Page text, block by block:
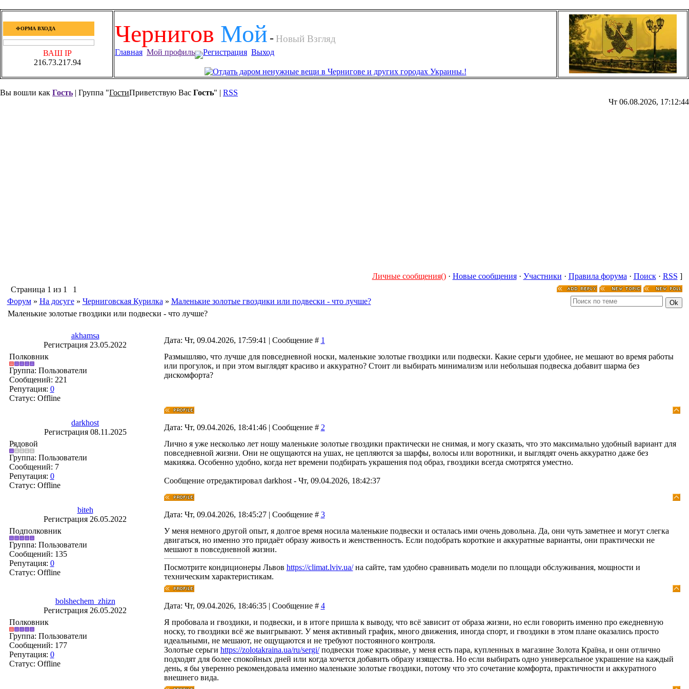
ФОРМА ВХОДА
ВАШ IP
216.73.217.94
Чернигов Мой- Новый Взгляд
Главная Мой профиль Регистрация Выход
Вы вошли как Гость | Группа "ГостиПриветствую Вас Гость" | RSS
Чт 06.08.2026, 17:12:44
Личные сообщения()· Новые сообщения· Участники · Правила форума · Поиск· RSS ]
Страница 1 из 1
1
Форум » На досуге » Черниговская Курилка » Маленькие золотые гвоздики или подвески - что лучше?
Маленькие золотые гвоздики или подвески - что лучше?
akhamsa
Регистрация 23.05.2022
Дата: Чт, 09.04.2026, 17:59:41 | Сообщение # 1
Полковник
Группа: Пользователи
Сообщений: 221
Репутация: 0
Статус: Offline
Размышляю, что лучше для повседневной носки, маленькие золотые гвоздики или подвески. Какие серьги удобнее, не мешают во время работы
или прогулок, и при этом выглядят красиво и аккуратно? Стоит ли выбирать минимализм или небольшая подвеска добавит шарма без
дискомфорта?
darkhost
Регистрация 08.11.2025
Дата: Чт, 09.04.2026, 18:41:46 | Сообщение # 2
Рядовой
Группа: Пользователи
Сообщений: 7
Репутация: 0
Статус: Offline
Лично я уже несколько лет ношу маленькие золотые гвоздики практически не снимая, и могу сказать, что это максимально удобный вариант для
повседневной жизни. Они не ощущаются на ушах, не цепляются за шарфы, волосы или воротники, и выглядят очень аккуратно даже без
макияжа. Особенно удобно, когда нет времени подбирать украшения под образ, гвоздики всегда смотрятся уместно.
Сообщение отредактировал darkhost- Чт, 09.04.2026, 18:42:37
biteh
Регистрация 26.05.2022
Дата: Чт, 09.04.2026, 18:45:27 | Сообщение # 3
Подполковник
Группа: Пользователи
Сообщений: 135
Репутация: 0
Статус: Offline
У меня немного другой опыт, я долгое время носила маленькие подвески и осталась ими очень довольна. Да, они чуть заметнее и могут слегка
двигаться, но именно это придаёт образу живость и женственность. Если подобрать короткие и аккуратные варианты, они практически не
мешают в повседневной жизни.
Посмотрите кондиционеры Львов https://climat.lviv.ua/на сайте, там удобно сравнивать модели по площади обслуживания, мощности и
техническим характеристикам.
bolshechem_zhizn
Регистрация 26.05.2022
Дата: Чт, 09.04.2026, 18:46:35 | Сообщение # 4
Полковник
Группа: Пользователи
Сообщений: 177
Репутация: 0
Статус: Offline
Я пробовала и гвоздики, и подвески, и в итоге пришла к выводу, что всё зависит от образа жизни, но если говорить именно про ежедневную
носку, то гвоздики всё же выигрывают. У меня активный график, много движения, иногда спорт, и гвоздики в этом плане оказались просто
идеальными, не мешают, не ощущаются и не требуют постоянного контроля.
Золотые серьги https://zolotakraina.ua/ru/sergi/подвески тоже красивые, у меня есть пара, купленных в магазине Золота Країна, и они отлично
подходят для более спокойных дней или когда хочется добавить образу изящества. Но если выбирать одно универсальное украшение на каждый
день, я бы уверенно рекомендовала именно маленькие золотые гвоздики, потому что это сочетание комфорта, практичности и аккуратного
внешнего вида.